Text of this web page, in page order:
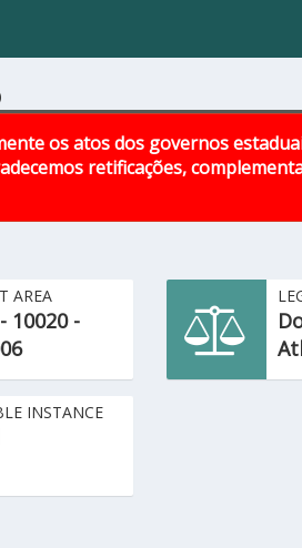
os atos dos governos
retificações,
AREA
10020 -
INSTANCE